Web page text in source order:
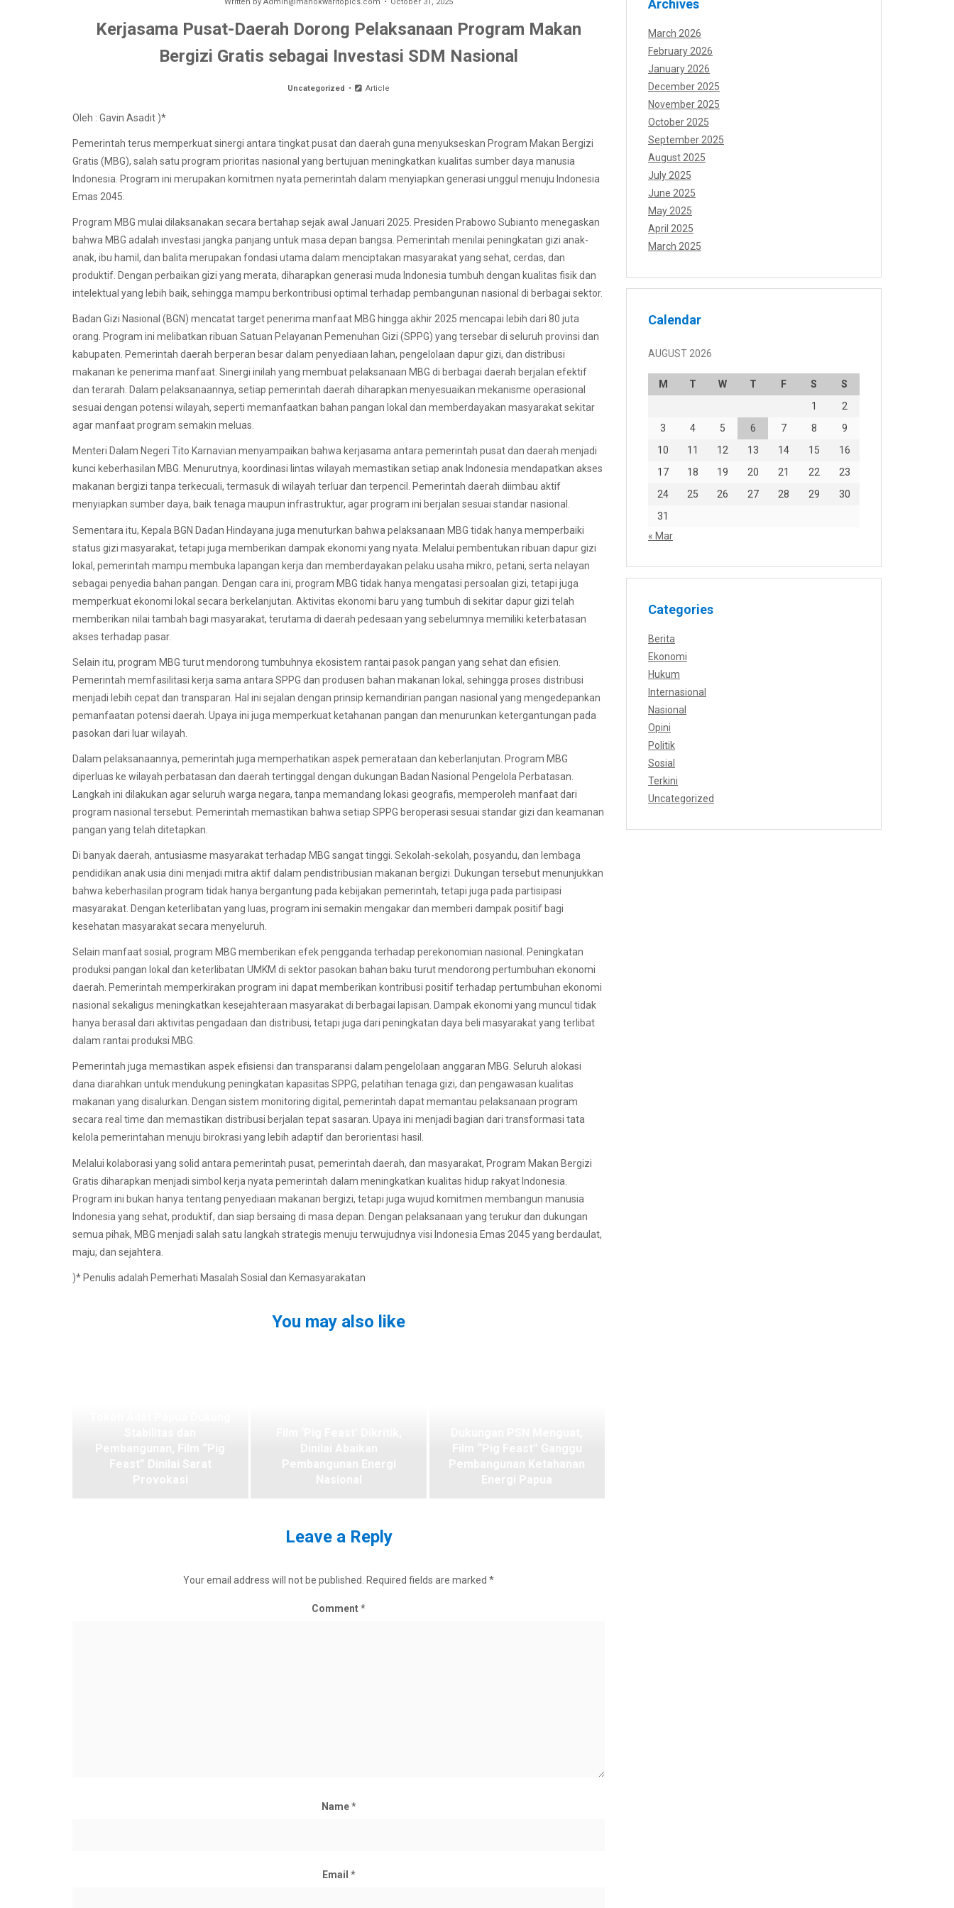
Kerjasama Pusat-Daerah Dorong Pelaksanaan Program Makan
Bergizi Gratis sebagai Investasi SDM Nasional
Uncategorized Article
Oleh : Gavin Asadit )*
Pemerintah terus memperkuat sinergi antara tingkat pusat dan daerah guna menyukseskan Program Makan Bergizi
Gratis (MBG), salah satu program prioritas nasional yang bertujuan meningkatkan kualitas sumber daya manusia
Indonesia. Program ini merupakan komitmen nyata pemerintah dalam menyiapkan generasi unggul menuju Indonesia
Emas 2045.
Program MBG mulai dilaksanakan secara bertahap sejak awal Januari 2025. Presiden Prabowo Subianto menegaskan
bahwa MBG adalah investasi jangka panjang untuk masa depan bangsa. Pemerintah menilai peningkatan gizi anak-
anak, ibu hamil, dan balita merupakan fondasi utama dalam menciptakan masyarakat yang sehat, cerdas, dan
produktif. Dengan perbaikan gizi yang merata, diharapkan generasi muda Indonesia tumbuh dengan kualitas fisik dan
intelektual yang lebih baik, sehingga mampu berkontribusi optimal terhadap pembangunan nasional di berbagai sektor.
Badan Gizi Nasional (BGN) mencatat target penerima manfaat MBG hingga akhir 2025 mencapai lebih dari 80 juta
orang. Program ini melibatkan ribuan Satuan Pelayanan Pemenuhan Gizi (SPPG) yang tersebar di seluruh provinsi dan
kabupaten. Pemerintah daerah berperan besar dalam penyediaan lahan, pengelolaan dapur gizi, dan distribusi
makanan ke penerima manfaat. Sinergi inilah yang membuat pelaksanaan MBG di berbagai daerah berjalan efektif
dan terarah. Dalam pelaksanaannya, setiap pemerintah daerah diharapkan menyesuaikan mekanisme operasional
sesuai dengan potensi wilayah, seperti memanfaatkan bahan pangan lokal dan memberdayakan masyarakat sekitar
agar manfaat program semakin meluas.
Menteri Dalam Negeri Tito Karnavian menyampaikan bahwa kerjasama antara pemerintah pusat dan daerah menjadi
kunci keberhasilan MBG. Menurutnya, koordinasi lintas wilayah memastikan setiap anak Indonesia mendapatkan akses
makanan bergizi tanpa terkecuali, termasuk di wilayah terluar dan terpencil. Pemerintah daerah diimbau aktif
menyiapkan sumber daya, baik tenaga maupun infrastruktur, agar program ini berjalan sesuai standar nasional.
Sementara itu, Kepala BGN Dadan Hindayana juga menuturkan bahwa pelaksanaan MBG tidak hanya memperbaiki
status gizi masyarakat, tetapi juga memberikan dampak ekonomi yang nyata. Melalui pembentukan ribuan dapur gizi
lokal, pemerintah mampu membuka lapangan kerja dan memberdayakan pelaku usaha mikro, petani, serta nelayan
sebagai penyedia bahan pangan. Dengan cara ini, program MBG tidak hanya mengatasi persoalan gizi, tetapi juga
memperkuat ekonomi lokal secara berkelanjutan. Aktivitas ekonomi baru yang tumbuh di sekitar dapur gizi telah
memberikan nilai tambah bagi masyarakat, terutama di daerah pedesaan yang sebelumnya memiliki keterbatasan
akses terhadap pasar.
Selain itu, program MBG turut mendorong tumbuhnya ekosistem rantai pasok pangan yang sehat dan efisien.
Pemerintah memfasilitasi kerja sama antara SPPG dan produsen bahan makanan lokal, sehingga proses distribusi
menjadi lebih cepat dan transparan. Hal ini sejalan dengan prinsip kemandirian pangan nasional yang mengedepankan
pemanfaatan potensi daerah. Upaya ini juga memperkuat ketahanan pangan dan menurunkan ketergantungan pada
pasokan dari luar wilayah.
Dalam pelaksanaannya, pemerintah juga memperhatikan aspek pemerataan dan keberlanjutan. Program MBG
diperluas ke wilayah perbatasan dan daerah tertinggal dengan dukungan Badan Nasional Pengelola Perbatasan.
Langkah ini dilakukan agar seluruh warga negara, tanpa memandang lokasi geografis, memperoleh manfaat dari
program nasional tersebut. Pemerintah memastikan bahwa setiap SPPG beroperasi sesuai standar gizi dan keamanan
pangan yang telah ditetapkan.
Di banyak daerah, antusiasme masyarakat terhadap MBG sangat tinggi. Sekolah-sekolah, posyandu, dan lembaga
pendidikan anak usia dini menjadi mitra aktif dalam pendistribusian makanan bergizi. Dukungan tersebut menunjukkan
bahwa keberhasilan program tidak hanya bergantung pada kebijakan pemerintah, tetapi juga pada partisipasi
masyarakat. Dengan keterlibatan yang luas, program ini semakin mengakar dan memberi dampak positif bagi
kesehatan masyarakat secara menyeluruh.
Selain manfaat sosial, program MBG memberikan efek pengganda terhadap perekonomian nasional. Peningkatan
produksi pangan lokal dan keterlibatan UMKM di sektor pasokan bahan baku turut mendorong pertumbuhan ekonomi
daerah. Pemerintah memperkirakan program ini dapat memberikan kontribusi positif terhadap pertumbuhan ekonomi
nasional sekaligus meningkatkan kesejahteraan masyarakat di berbagai lapisan. Dampak ekonomi yang muncul tidak
hanya berasal dari aktivitas pengadaan dan distribusi, tetapi juga dari peningkatan daya beli masyarakat yang terlibat
dalam rantai produksi MBG.
Pemerintah juga memastikan aspek efisiensi dan transparansi dalam pengelolaan anggaran MBG. Seluruh alokasi
dana diarahkan untuk mendukung peningkatan kapasitas SPPG, pelatihan tenaga gizi, dan pengawasan kualitas
makanan yang disalurkan. Dengan sistem monitoring digital, pemerintah dapat memantau pelaksanaan program
secara real time dan memastikan distribusi berjalan tepat sasaran. Upaya ini menjadi bagian dari transformasi tata
kelola pemerintahan menuju birokrasi yang lebih adaptif dan berorientasi hasil.
Melalui kolaborasi yang solid antara pemerintah pusat, pemerintah daerah, dan masyarakat, Program Makan Bergizi
Gratis diharapkan menjadi simbol kerja nyata pemerintah dalam meningkatkan kualitas hidup rakyat Indonesia.
Program ini bukan hanya tentang penyediaan makanan bergizi, tetapi juga wujud komitmen membangun manusia
Indonesia yang sehat, produktif, dan siap bersaing di masa depan. Dengan pelaksanaan yang terukur dan dukungan
semua pihak, MBG menjadi salah satu langkah strategis menuju terwujudnya visi Indonesia Emas 2045 yang berdaulat,
maju, dan sejahtera.
)* Penulis adalah Pemerhati Masalah Sosial dan Kemasyarakatan
You may also like
Leave a Reply
Your email address will not be published. Required fields are marked *
Comment*
Name*
Email *
Archives
March 2026
February 2026
January 2026
December 2025
November 2025
October 2025
September 2025
August 2025
July 2025
June 2025
May 2025
April 2025
March 2025
Calendar
AUGUST 2026
M T W T F S
S
1
2
3
4 5 6 7 8
9
10
11 12 13 14 15
16
17
18 19 20 21 22
23
24
25 26 27 28 29
30
31
« Mar
Categories
Berita
Ekonomi
Hukum
Internasional
Nasional
Opini
Politik
Sosial
Terkini
Uncategorized